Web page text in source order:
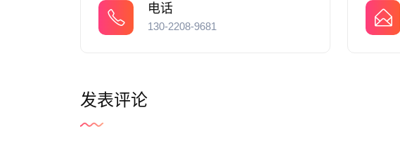
电话
130-2208-9681
发表评论